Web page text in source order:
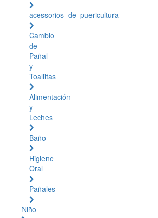
acessorios_de_puericultura
Cambio
de
Pañal
y
Toallitas
Alimentación
y
Leches
Baño
Higiene
Oral
Pañales
Niño